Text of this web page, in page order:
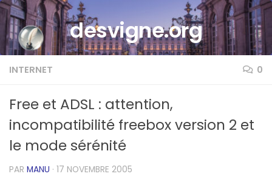
Skip to contentdesvigne.org
INTERNET 0
Free et ADSL : attention,
incompatibilité freebox version 2 et
le mode sérénité
PAR MANU · 17 NOVEMBRE 2005